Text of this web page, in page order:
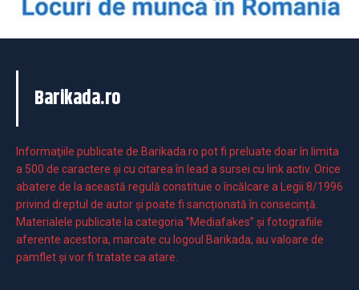
Barikada.ro
Informaţiile publicate de Barikada.ro pot fi preluate doar în limita
a 500 de caractere şi cu citarea în lead a sursei cu link activ. Orice
abatere de la această regulă constituie o încălcare a Legii 8/1996
privind dreptul de autor și poate fi sancționată în consecință.
Materialele publicate la categoria ”Mediafakes” și fotografiile
aferente acestora, marcate cu logoul Barikada, au valoare de
pamflet și vor fi tratate ca atare.